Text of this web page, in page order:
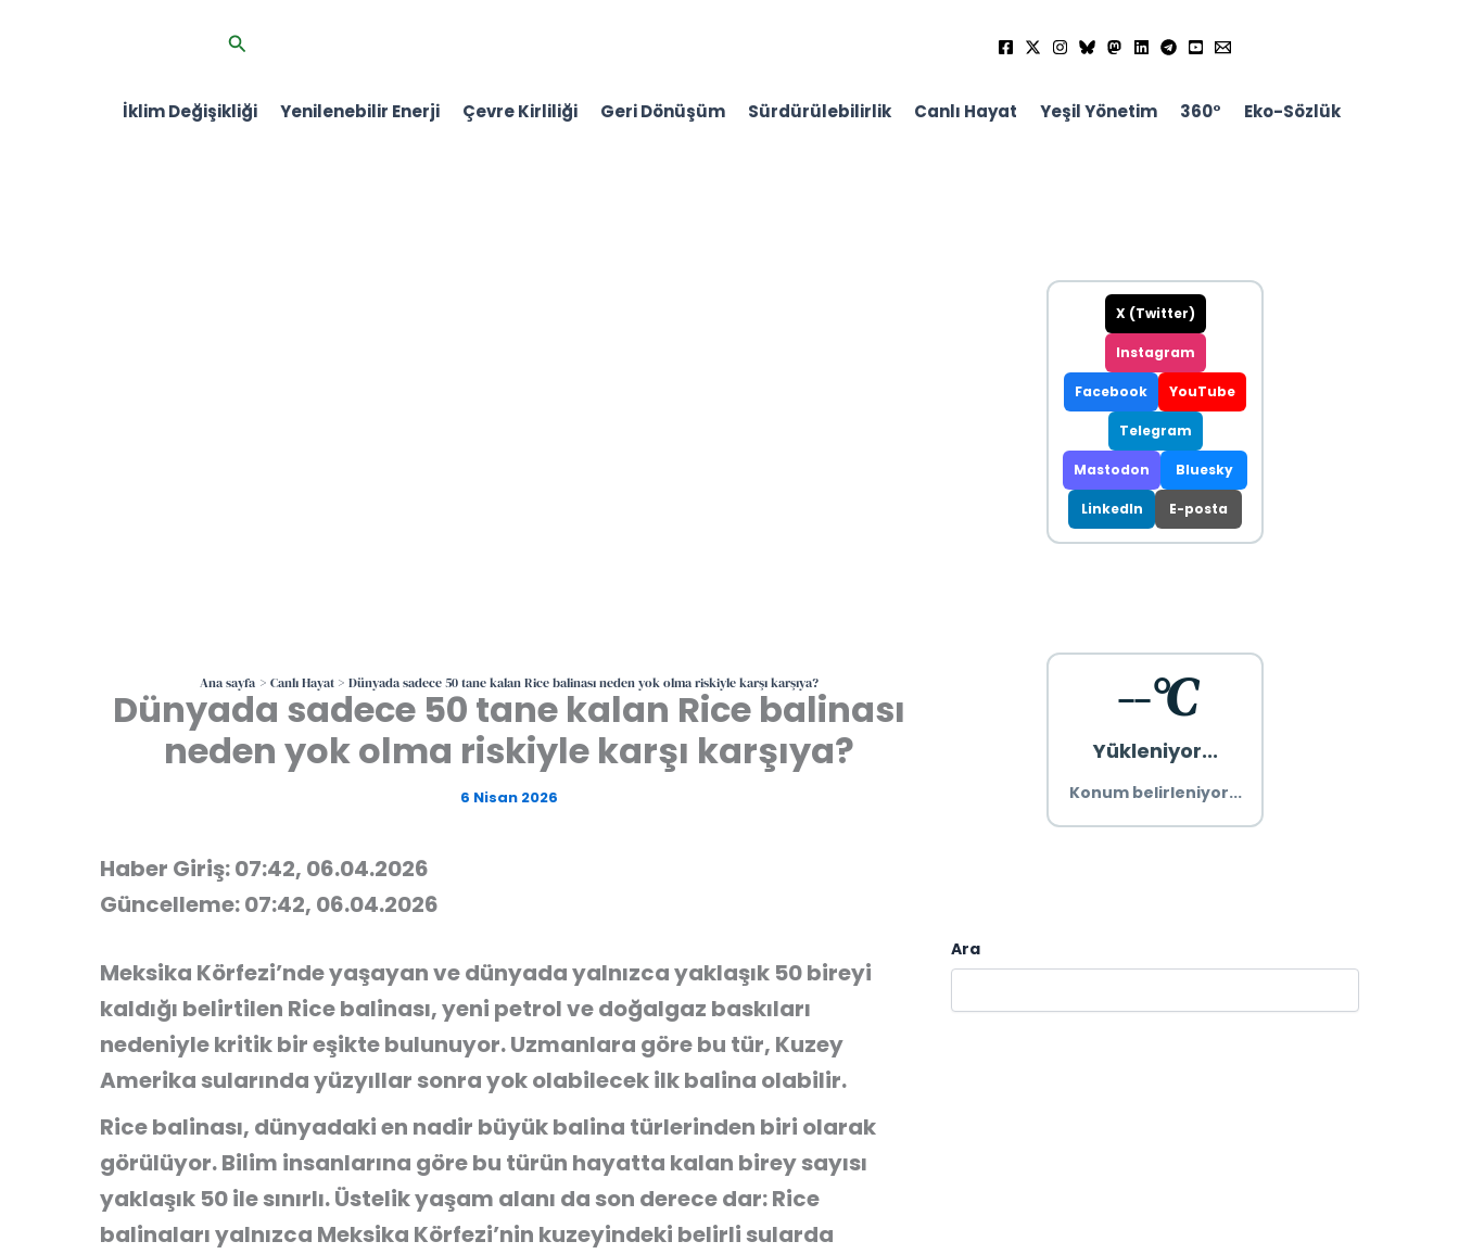
Arama
İklim Değişikliği Yenilenebilir Enerji Çevre Kirliliği Geri Dönüşüm Sürdürülebilirlik Canlı Hayat Yeşil Yönetim 360° Eko-Sözlük
Ana sayfa Canlı Hayat Dünyada sadece 50 tane kalan Rice balinası neden yok olma riskiyle karşı karşıya?
Dünyada sadece 50 tane kalan Rice balinası
neden yok olma riskiyle karşı karşıya?
6 Nisan 2026
Haber Giriş: 07:42, 06.04.2026
Güncelleme: 07:42, 06.04.2026
Meksika Körfezi’nde yaşayan ve dünyada yalnızca yaklaşık 50 bireyi
kaldığı belirtilen Rice balinası, yeni petrol ve doğalgaz baskıları
nedeniyle kritik bir eşikte bulunuyor. Uzmanlara göre bu tür, Kuzey
Amerika sularında yüzyıllar sonra yok olabilecek ilk balina olabilir.
Rice balinası, dünyadaki en nadir büyük balina türlerinden biri olarak
görülüyor. Bilim insanlarına göre bu türün hayatta kalan birey sayısı
yaklaşık 50 ile sınırlı. Üstelik yaşam alanı da son derece dar: Rice
balinaları yalnızca Meksika Körfezi’nin kuzeyindeki belirli sularda
X (Twitter)
Instagram
Facebook YouTube
Telegram
Mastodon Bluesky
LinkedIn E-posta
--°C
Yükleniyor...
Konum belirleniyor...
Ara